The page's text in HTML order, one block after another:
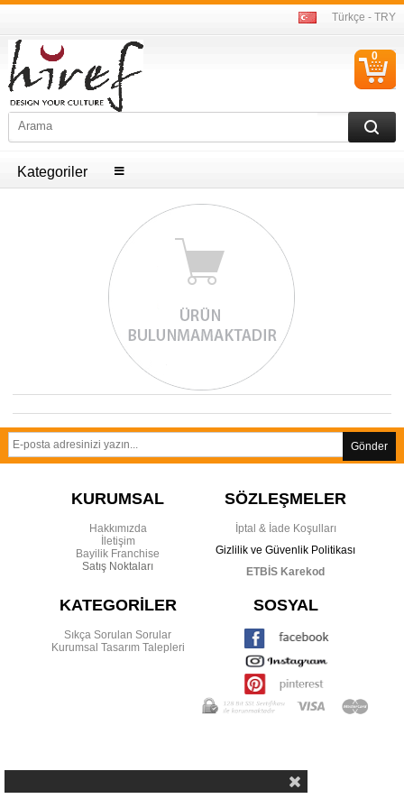
Türkçe - TRY
0
Kategoriler
Gönder
KURUMSAL
Hakkımızda
İletişim
Bayilik Franchise
Satış Noktaları
SÖZLEŞMELER
İptal & İade Koşulları
Gizlilik ve Güvenlik Politikası
ETBİS Karekod
KATEGORİLER
Sıkça Sorulan Sorular
Kurumsal Tasarım Talepleri
SOSYAL